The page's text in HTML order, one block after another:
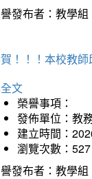
發布者：教學組
！！！本校教
文
榮譽事項：
發佈單位：教
建立時間：
瀏覽次數：527
發布者：教學組